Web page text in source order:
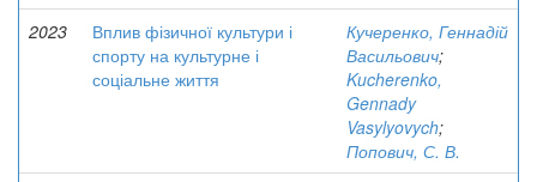
2023
Вплив фізичної культури і
спорту на культурне і
соціальне життя
Кучеренко, Геннадій
Васильович;
Kucherenko,
Gennady
Vasylyovych;
Попович, С. В.